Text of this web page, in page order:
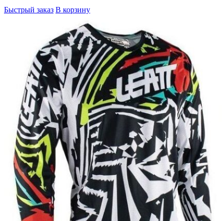
Быстрый заказ В корзину